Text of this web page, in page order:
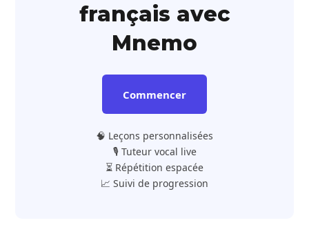
français avec
Mnemo
Commencer
🧠 Leçons personnalisées
🎙️ Tuteur vocal live
⏳ Répétition espacée
📈 Suivi de progression